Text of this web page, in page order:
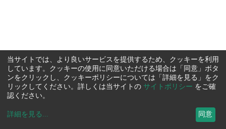
当サイトでは、より良いサービスを提供するため、クッキーを利用
しています。クッキーの使用に同意いただける場合は「同意」ボタ
ンをクリックし、クッキーポリシーについては「詳細を見る」をク
リックしてください。詳しくは当サイトの サイトポリシー をご確
認ください。
詳細を見る ... 同意